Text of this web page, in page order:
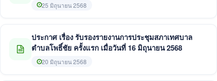
25 มิถุนายน 2568
ประกาศ เรื่อง รับรองรายงานการประชุมสภาเทศบาล
ตำบลโพธิ์ชัย ครั้งแรก เมื่อวันที่ 16 มิถุนายน 2568
20 มิถุนายน 2568